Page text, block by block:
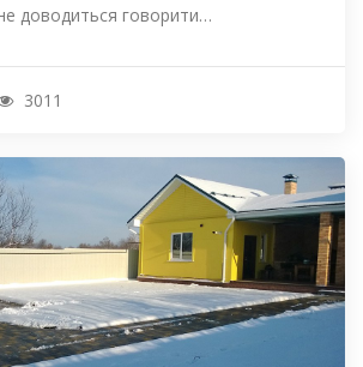
доводиться говорити…
3011